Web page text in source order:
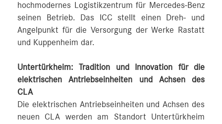
hochmodernes Logistikzentrum für Mercedes-Benz
seinen Betrieb. Das ICC stellt einen Dreh- und
Angelpunkt für die Versorgung der Werke Rastatt
und Kuppenheim dar.
Untertürkheim: Tradition und Innovation für die
elektrischen Antriebseinheiten und Achsen des
CLA
Die elektrischen Antriebseinheiten und Achsen des
neuen CLA werden am Standort Untertürkheim